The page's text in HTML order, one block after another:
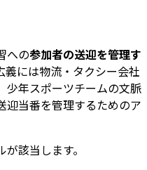
への参加者の送迎を管理す
義には物流・タクシー会社
少年スポーツチームの文脈
迎当番を管理するためのア
該当します。